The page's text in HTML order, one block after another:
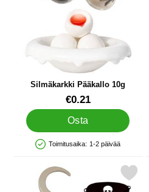
Silmäkarkki Pääkallo 10g
Tuote.nro 89914€0.21
Osta
Saatavuus: Varastossa
Toimitusaika: 1-2 päivää
Merkitse merirosvon